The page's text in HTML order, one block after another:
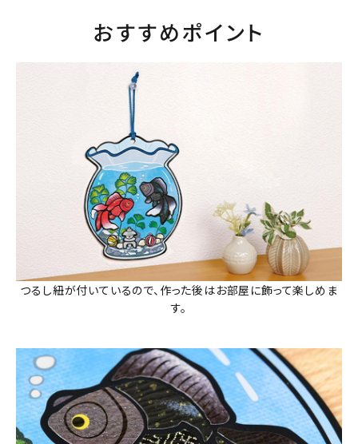
おすすめポイント
つるし紐が付いているので、作った後はお部屋に飾って楽しめま
す。